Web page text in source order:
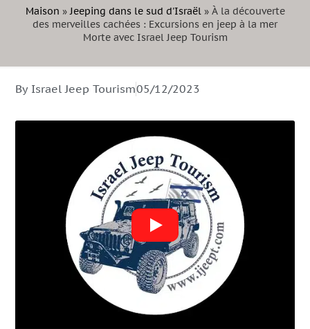
Maison »Jeeping dans le sud d'Israël» À la découverte
des merveilles cachées : Excursions en jeep à la mer
Morte avec Israel Jeep Tourism
By Israel Jeep Tourism05/12/2023